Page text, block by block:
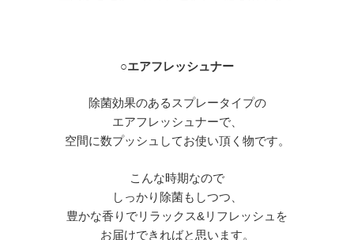
○エアフレッシュナー
除菌効果のあるスプレータイプの
エアフレッシュナーで、
空間に数プッシュしてお使い頂く物です。
こんな時期なので
しっかり除菌もしつつ、
豊かな香りでリラックス& リフレッシュを
お届けできればと思います。